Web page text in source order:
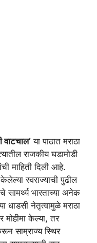
वाटचाल’या पाठात मराठा
राजकीय घडामोडी
माहिती दिली आहे.
स्वराज्याची पुढील
सामर्थ्य भारताच्या अनेक
धाडसी नेतृत्वामुळे मराठा
मोहीमा केल्या, तर
साम्राज्य स्थिर